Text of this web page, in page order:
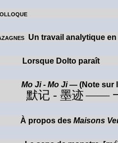
Un travail analytique
Lorsque Dolto paraît
Mo Ji - Mo Ji— (Note sur
默记 - 墨迹——
À propos des Maisons